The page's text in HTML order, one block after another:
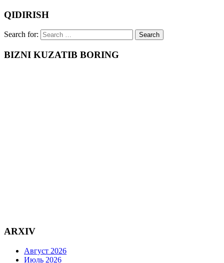
QIDIRISH
Search for:
BIZNI KUZATIB BORING
ARXIV
Август 2026
Июль 2026